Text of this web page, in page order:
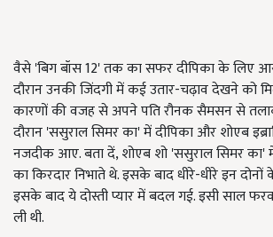
वैसे 'बिग बॉस 12' तक का सफर दीपिका के लिए
दौरान उनकी जिंदगी में कई उतार-चढ़ाव देखने को
कारणों की वजह से अपने पति रौनक सैमसन से
दौरान 'ससुराल सिमर का' में दीपिका और शोएब
नजदीक आए. बता दें, शोएब शो 'ससुराल सिमर का'
का किरदार निभाते थे. इसके बाद धीरे-धीरे इन
इसके बाद ये दोस्ती प्यार में बदल गई. इसी साल
ली थी.